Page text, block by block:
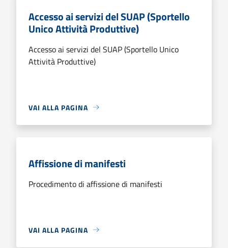
Accesso ai servizi del SUAP (Sportello
Unico Attività Produttive)
Accesso ai servizi del SUAP (Sportello Unico
Attività Produttive)
VAI ALLA PAGINA
Affissione di manifesti
Procedimento di affissione di manifesti
VAI ALLA PAGINA